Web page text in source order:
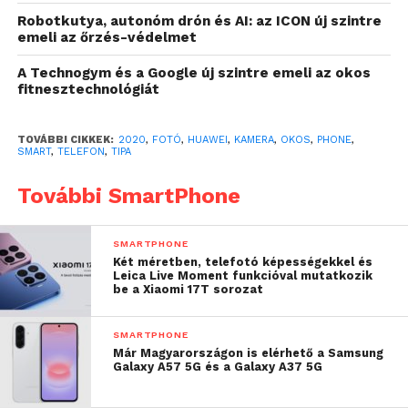
fényképezési képességeinek és
kamerarendszerének köszönhetően a valaha adott
legmagasabb összesített pontszámot kapta a
kamerák és a képminőség mérésével, értékelésével,
illetve iparági rangsorolásával foglalkozó
DxOMark-nál. A portál szerint bár a gyártók évről
Huawei legújabb zászlóshajó készülékének
mobilfotózásban.
A kiváló hardveres értékelések azért is különösen
fontosak, mert a P40-széria az első olyan
zászlóshajó-készülékcsaládja a Huawei-nek, amely
már teljes egészében a vállalat saját
mobilökoszisztémájára, a HMS-re épül. A korábbi
készülékeken megszokotthoz képest a felhasználók
Robotkutya, autonóm drón és AI: az ICON új szintre
emeli az őrzés-védelmet
A Technogym és a Google új szintre emeli az okos
fitnesztechnológiát
TOVÁBBI CIKKEK: 2020, FOTÓ, HUAWEI, KAMERA, OKOS, PHONE,
SMART, TELEFON, TIPA
További SmartPhone
SMARTPHONE
Két méretben, telefotó képességekkel és
Leica Live Moment funkcióval mutatkozik
be a Xiaomi 17T sorozat
SMARTPHONE
Már Magyarországon is elérhető a Samsung
Galaxy A57 5G és a Galaxy A37 5G